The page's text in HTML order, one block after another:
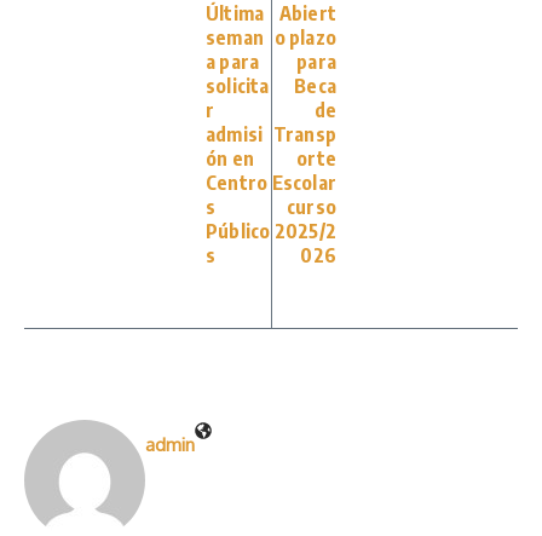
Última
seman
a para
solicita
r
admisi
ón en
Centro
s
Público
s
Abiert
o plazo
para
Beca
de
Transp
orte
Escolar
curso
2025/2
026
admin